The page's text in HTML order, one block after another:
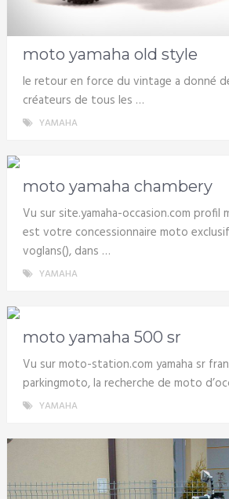
moto yamaha old style
le retour en force du vintage a donné
créateurs de tous les …
YAMAHA
moto yamaha chambery
Vu sur site.yamaha-occasion.com profil
est votre concessionnaire moto exclusif
voglans(), dans …
YAMAHA
moto yamaha 500 sr
Vu sur moto-station.com yamaha sr
parkingmoto, la recherche de moto
YAMAHA